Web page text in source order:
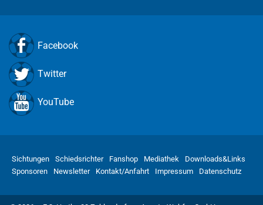
Facebook
Twitter
YouTube
Sichtungen Schiedsrichter Fanshop Mediathek
Downloads&Links
Sponsoren
Newsletter Kontakt/Anfahrt Impressum Datenschutz